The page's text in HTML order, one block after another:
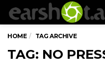
HOME TAG ARCHIVE
TAG: NO